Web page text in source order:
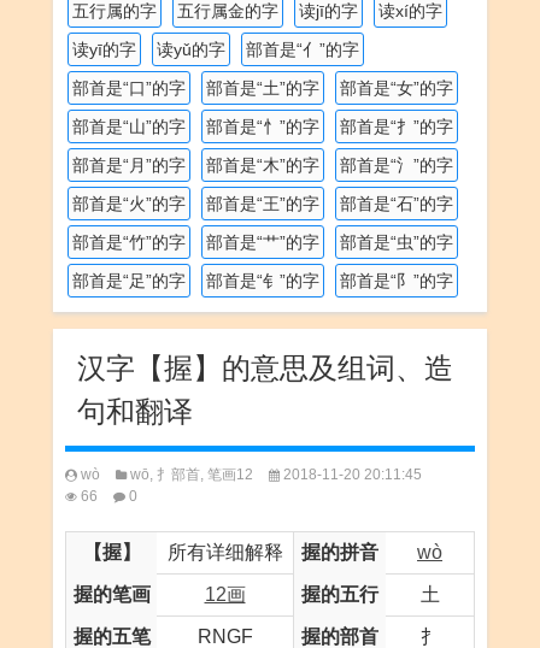
五行属的字
五行属金的字 读jī的字
读xí的字
读yī的字
读yǔ的字
部首是“亻”的字
部首是“口”的字
部首是“土”的字
部首是“女”的字
部首是“山”的字
部首是“忄”的字
部首是“扌”的字
部首是“月”的字
部首是“木”的字
部首是“氵”的字
部首是“火”的字
部首是“王”的字
部首是“石”的字
部首是“竹”的字
部首是“艹”的字
部首是“虫”的字
部首是“足”的字
部首是“钅”的字 部首是“阝”的字
汉字【握】的意思及组词、造
句和翻译
wò wō, 扌部首, 笔画12
2018-11-20 20:11:45
66
0
【握】 所有详细解释 握的拼音 wò
握的笔画 12画 握的五行 土
握的五笔 RNGF 握的部首 扌